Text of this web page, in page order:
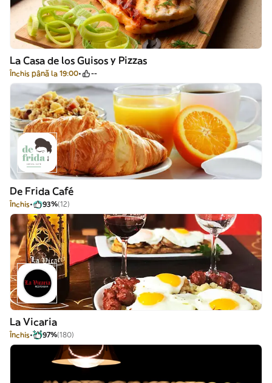
La Casa de los Guisos y Pizzas
Închis până la 19:00 --
De Frida Café
Închis 93%(12)
La Vicaria
Închis 97%(180)